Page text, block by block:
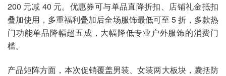
200 元减 40 元。优惠券可与单品直降折扣、店铺礼金抵扣
叠加使用，多重福利叠加后全场服饰最低可至 5 折，多款热
门功能单品降幅超五成，大幅降低专业户外服饰的消费门
槛。
产品矩阵方面，本次促销覆盖男装、女装两大板块，囊括防